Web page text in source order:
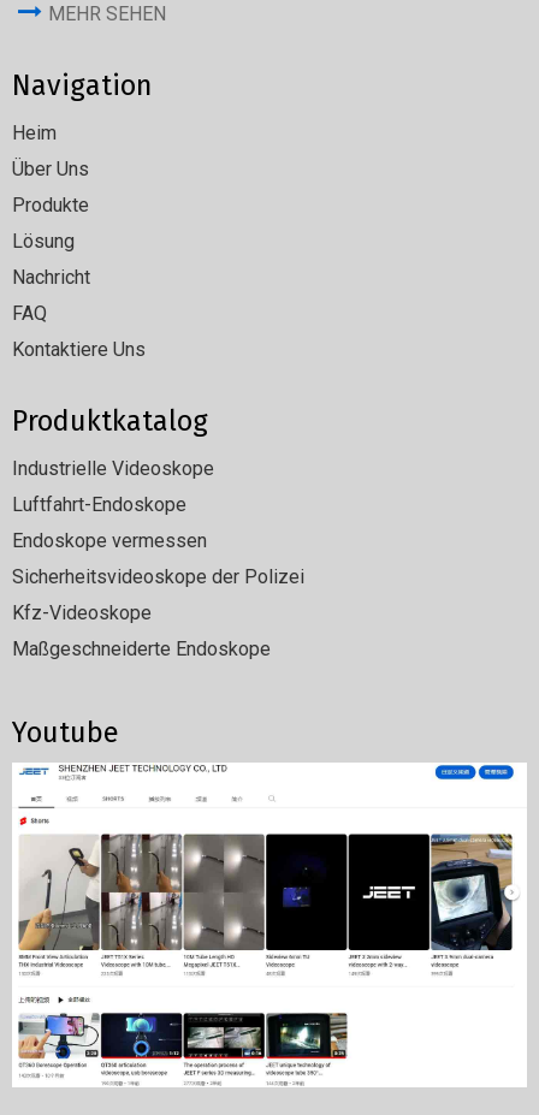
MEHR SEHEN
Navigation
Heim
Über Uns
Produkte
Lösung
Nachricht
FAQ
Kontaktiere Uns
Produktkatalog
Industrielle Videoskope
Luftfahrt-Endoskope
Endoskope vermessen
Sicherheitsvideoskope der Polizei
Kfz-Videoskope
Maßgeschneiderte Endoskope
Youtube